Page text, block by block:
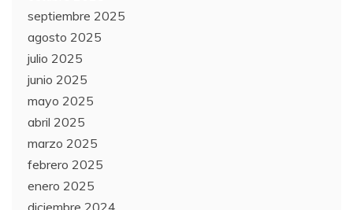
septiembre 2025
agosto 2025
julio 2025
junio 2025
mayo 2025
abril 2025
marzo 2025
febrero 2025
enero 2025
diciembre 2024